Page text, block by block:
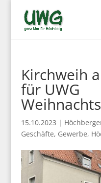
Kirchweih
für UWG
15.10.2023 |
Geschäfte, Gewerbe,